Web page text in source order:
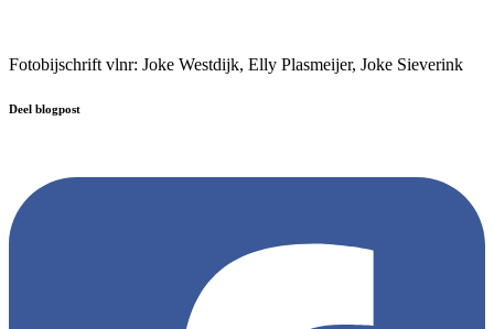
Fotobijschrift vlnr: Joke Westdijk, Elly Plasmeijer, Joke Sieverink
Deel blogpost